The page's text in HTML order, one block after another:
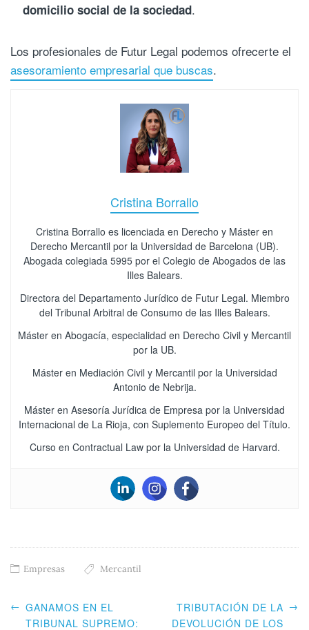
domicilio social de la sociedad.
Los profesionales de Futur Legal podemos ofrecerte el
asesoramiento empresarial que buscas.
Cristina Borrallo
Cristina Borrallo es licenciada en Derecho y Máster en
Derecho Mercantil por la Universidad de Barcelona (UB).
Abogada colegiada 5995 por el Colegio de Abogados de las
Illes Balears.
Directora del Departamento Jurídico de Futur Legal. Miembro
del Tribunal Arbitral de Consumo de las Illes Balears.
Máster en Abogacía, especialidad en Derecho Civil y Mercantil
por la UB.
Máster en Mediación Civil y Mercantil por la Universidad
Antonio de Nebrija.
Máster en Asesoría Jurídica de Empresa por la Universidad
Internacional de La Rioja, con Suplemento Europeo del Título.
Curso en Contractual Law por la Universidad de Harvard.
Empresas Mercantil
← GANAMOS EN EL
TRIBUNAL SUPREMO:
TRIBUTACIÓN DE LA
DEVOLUCIÓN DE LOS
→